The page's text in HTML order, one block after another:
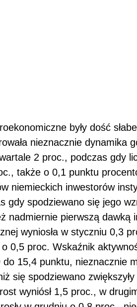
były dość
nieznacznie dynamika
2 proc., podczas gdy
także o 0,1 punktu
niemieckich inwestorów
gdy spodziewano się jego
nadmiernie pierwszą dawką
wyniosła w styczniu 0,3
0,5 proc. Wskaźnik
do 15,4 punktu, nieznacznie
się spodziewano
wyniósł 1,5 proc., w